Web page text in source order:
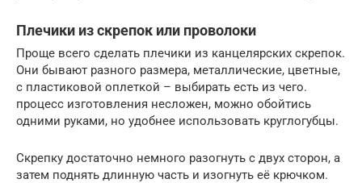
Плечики из скрепок или проволоки
Проще всего сделать плечики из канцелярских скрепок.
Они бывают разного размера, металлические, цветные,
с пластиковой оплеткой – выбирать есть из чего.
процесс изготовления несложен, можно обойтись
одними руками, но удобнее использовать круглогубцы.
Скрепку достаточно немного разогнуть с двух сторон, а
затем поднять длинную часть и изогнуть её крючком.